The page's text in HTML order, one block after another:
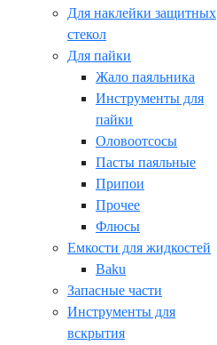
Для наклейки защитных
стекол
Для пайки
Жало паяльника
Инструменты для
пайки
Оловоотсосы
Пасты паяльные
Припои
Прочее
Флюсы
Емкости для жидкостей
Baku
Запасные части
Инструменты для
вскрытия